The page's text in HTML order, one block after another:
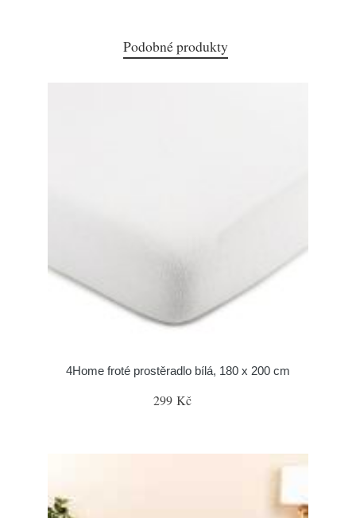
Podobné produkty
4Home froté prostěradlo bílá, 180 x 200 cm
299 Kč